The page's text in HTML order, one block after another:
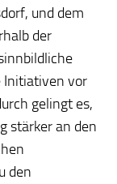
und dem
der
Initiativen vor
gelingt es,
stärker an den
den